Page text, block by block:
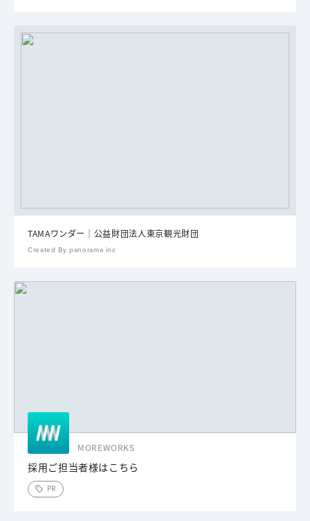
TAMAワンダー｜公益財団法人東京観光財団
Created By panorama inc
MOREWORKS
採用ご担当者様はこちら
PR